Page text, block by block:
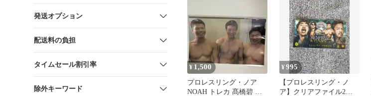
発送オプション
配送料の負担
タイムセール割引率
除外キーワード
¥ 1,500
プロレスリング・ノア
NOAH トレカ 髙橋碧 小
¥995
【プロレスリング・ノ
ア】クリアファイル2枚&